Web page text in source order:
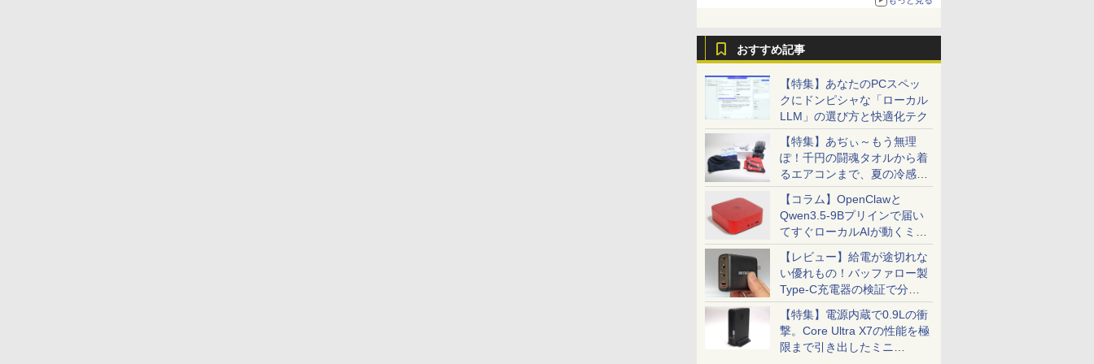
る。復活記念で2026年末まで500円
おすすめ記事
【特集】あなたのPCスペッ
クにドンピシャな「ローカル
LLM」の選び方と快適化テク
【特集】あぢぃ～もう無理
ぽ！千円の闘魂タオルから着
るエアコンまで、夏の冷感グ
ッズ一挙紹介
【コラム】OpenClawと
Qwen3.5-9Bプリインで届い
てすぐローカルAIが動くミニ
PC「SER9 Pro」
【レビュー】給電が途切れな
い優れもの！バッファロー製
Type-C充電器の検証で分か
ったこと
【特集】電源内蔵で0.9Lの衝
撃。Core Ultra X7の性能を極
限まで引き出したミニ